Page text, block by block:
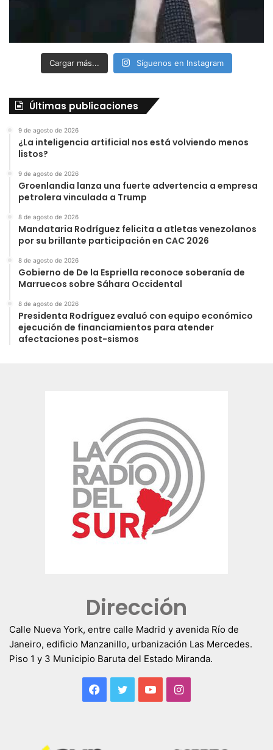
Cargar más... Síguenos en Instagram
Últimas publicaciones
9 de agosto de 2026
¿La inteligencia artificial nos está volviendo menos
listos?
9 de agosto de 2026
Groenlandia lanza una fuerte advertencia a empresa
petrolera vinculada a Trump
8 de agosto de 2026
Mandataria Rodríguez felicita a atletas venezolanos
por su brillante participación en CAC 2026
8 de agosto de 2026
Gobierno de De la Espriella reconoce soberanía de
Marruecos sobre Sáhara Occidental
8 de agosto de 2026
Presidenta Rodríguez evaluó con equipo económico
ejecución de financiamientos para atender
afectaciones post-sismos
Dirección
Calle Nueva York, entre calle Madrid y avenida Río de
Janeiro, edificio Manzanillo, urbanización Las Mercedes.
Piso 1 y 3 Municipio Baruta del Estado Miranda.
Facebook
TwitterYouTubeInstagram